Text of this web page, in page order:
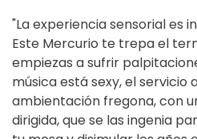
"La experiencia sensorial es
Este Mercurio te trepa el
empiezas a sufrir
música está sexy, el servicio
ambientación fregona, con
dirigida, que se las ingenia